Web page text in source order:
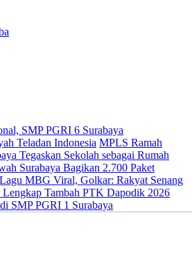
SMP PGRI 6 Surabaya
Teladan Indonesia MPLS Ramah
Tegaskan Sekolah sebagai Rumah
Surabaya Bagikan 2.700 Paket
Lagu MBG Viral, Golkar: Rakyat Senang
Lengkap Tambah PTK Dapodik 2026
SMP PGRI 1 Surabaya